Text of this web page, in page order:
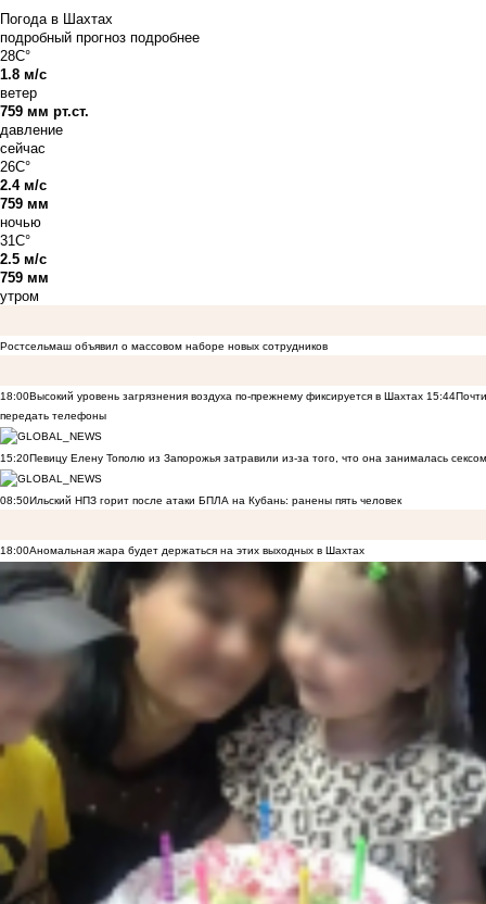
Погода в Шахтах
подробный прогноз подробнее
28C°
1.8 м/с
ветер
759 мм рт.ст.
давление
сейчас
26C°
2.4 м/с
759 мм
ночью
31C°
2.5 м/с
759 мм
утром
Ростсельмаш объявил о массовом наборе новых сотрудников
18:00Высокий уровень загрязнения воздуха по-прежнему фиксируется в Шахтах 15:44
передать телефоны
15:20Певицу Елену Тополю из Запорожья затравили из-за того, что она занималась
08:50Ильский НПЗ горит после атаки БПЛА на Кубань: ранены пять человек
18:00Аномальная жара будет держаться на этих выходных в Шахтах